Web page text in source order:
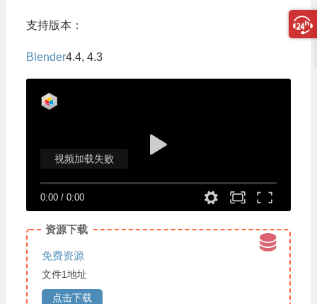
支持版本：
Blender4.4, 4.3
0:00/ 0:00
视频加载失败
资源下载
免费资源
文件1地址
点击下载